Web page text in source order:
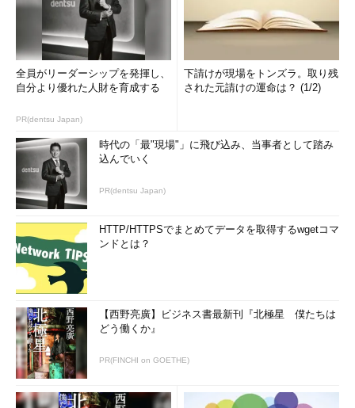
全員がリーダーシップを発揮し、
自分より優れた人財を育成する
PR(dentsu Japan)
下請けが現場をトンズラ。取り残
された元請けの運命は？ (1/2)
時代の「最"現場"」に飛び込み、当事者として踏み
込んでいく
PR(dentsu Japan)
HTTP/HTTPSでまとめてデータを取得するwgetコマ
ンドとは？
【西野亮廣】ビジネス書最新刊『北極星 僕たちは
どう働くか』
PR(FINCHI on GOETHE)